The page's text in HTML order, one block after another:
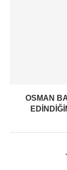
OSMAN